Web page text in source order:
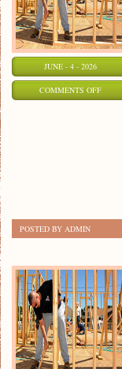
JUNE - 4 - 2026
COMMENTS OFFON
POSTED BY ADMIN